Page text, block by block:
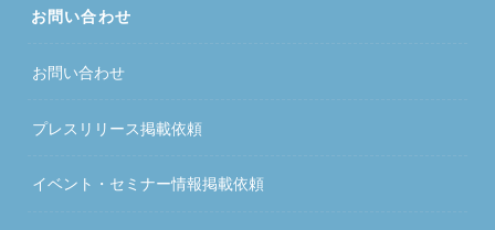
お問い合わせ
お問い合わせ
プレスリリース掲載依頼
イベント・セミナー情報掲載依頼